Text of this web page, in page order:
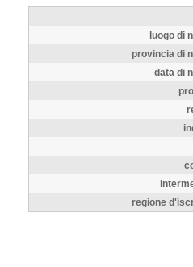
luogo di
provincia di
data di
regione